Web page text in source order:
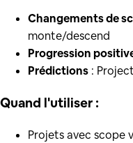
Changements de
monte/descend
Progression
Prédictions :
Quand l'utiliser :
Projets avec scope